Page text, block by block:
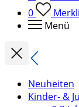
0
Menü
Neuheiten
Kinder- &